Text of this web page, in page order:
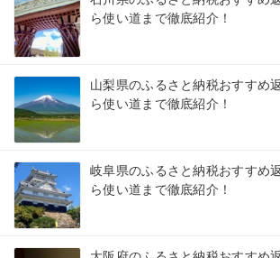
ら使い道まで徹底紹介！
山梨県のふるさと納税おすすめ
ら使い道まで徹底紹介！
岐阜県のふるさと納税おすすめ
ら使い道まで徹底紹介！